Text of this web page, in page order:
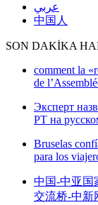
عربي
中国人
SON DAKİKA
comment la
de
Эксперт
РТ на
Bruselas
para los
中国-中亚国
交流桥-中新